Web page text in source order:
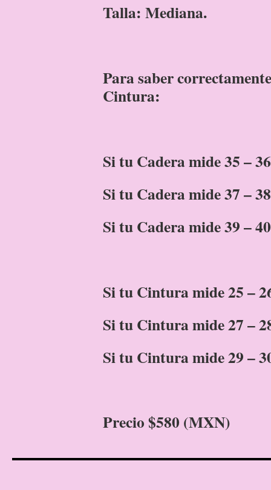
Talla: Mediana.
Para saber
Cintura:
Si tu Cadera mide 35 –
Si tu Cadera mide 37 –
Si tu Cadera mide 39 –
Si tu Cintura mide 25 –
Si tu Cintura mide 27 –
Si tu Cintura mide 29 –
Precio $580 (MXN)